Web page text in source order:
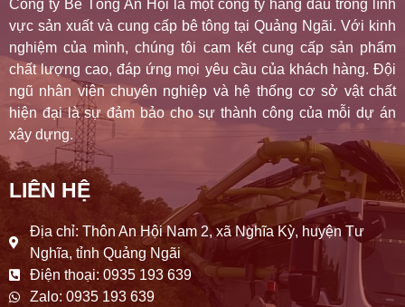
Công ty Bê Tông An Hội là một công ty hàng đầu trong lĩnh
vực sản xuất và cung cấp bê tông tại Quảng Ngãi. Với kinh
nghiệm của mình, chúng tôi cam kết cung cấp sản phẩm
chất lượng cao, đáp ứng mọi yêu cầu của khách hàng. Đội
ngũ nhân viên chuyên nghiệp và hệ thống cơ sở vật chất
hiện đại là sự đảm bảo cho sự thành công của mỗi dự án
xây dựng.
LIÊN HỆ
Địa chỉ: Thôn An Hội Nam 2, xã Nghĩa Kỳ, huyện Tư
Nghĩa, tỉnh Quảng Ngãi
Điện thoại: 0935 193 639
Zalo: 0935 193 639